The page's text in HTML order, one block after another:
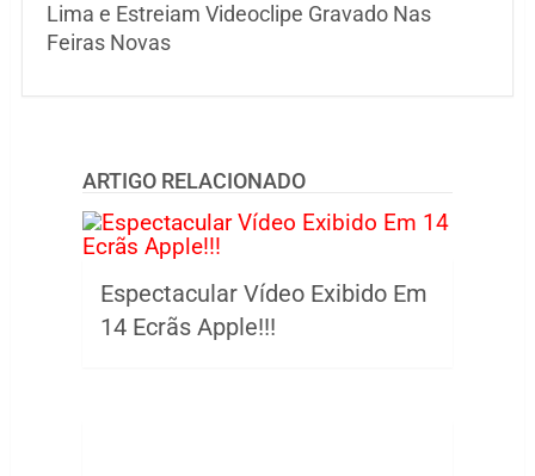
Lima e Estreiam Videoclipe Gravado Nas
Feiras Novas
ARTIGO RELACIONADO
Espectacular Vídeo Exibido Em
14 Ecrãs Apple!!!